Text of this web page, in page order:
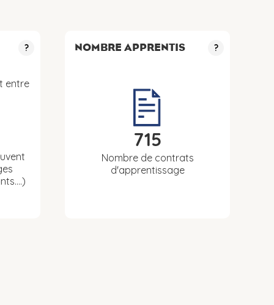
?
entre
NOMBRE APPRENTIS ?
715
Nombre de contrats
d'apprentissage